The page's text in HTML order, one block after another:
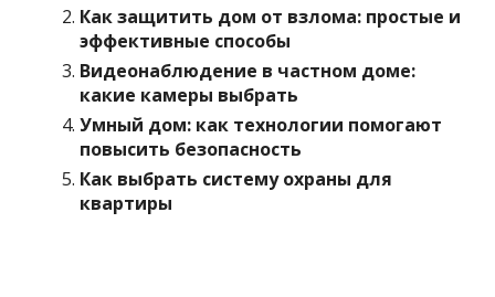
Как защитить дом от взлома: простые и
эффективные способы
Видеонаблюдение в частном доме:
какие камеры выбрать
Умный дом: как технологии помогают
повысить безопасность
Как выбрать систему охраны для
квартиры